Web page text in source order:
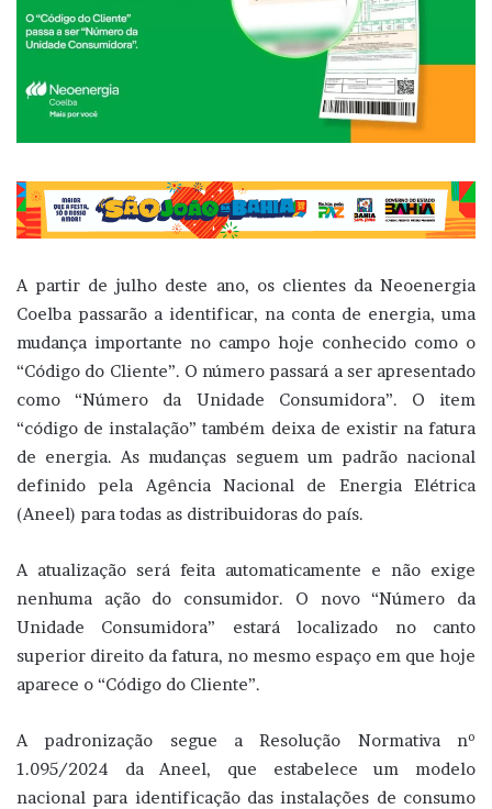
A partir de julho deste ano, os clientes da Neoenergia
Coelba passarão a identificar, na conta de energia, uma
mudança importante no campo hoje conhecido como o
“Código do Cliente”. O número passará a ser apresentado
como “Número da Unidade Consumidora”. O item
“código de instalação” também deixa de existir na fatura
de energia. As mudanças seguem um padrão nacional
definido pela Agência Nacional de Energia Elétrica
(Aneel) para todas as distribuidoras do país.
A atualização será feita automaticamente e não exige
nenhuma ação do consumidor. O novo “Número da
Unidade Consumidora” estará localizado no canto
superior direito da fatura, no mesmo espaço em que hoje
aparece o “Código do Cliente”.
A padronização segue a Resolução Normativa nº
1.095/2024 da Aneel, que estabelece um modelo
nacional para identificação das instalações de consumo